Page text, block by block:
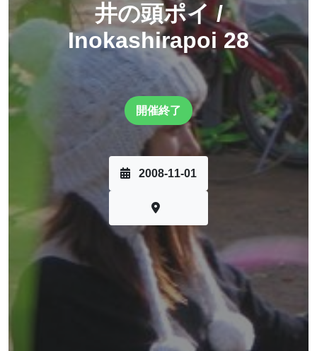
井の頭ポイ /
Inokashirapoi 28
開催終了
2008-11-01